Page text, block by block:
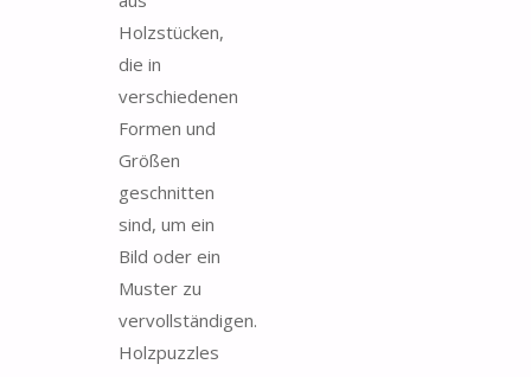
Holzstücken,
die in
verschiedenen
Formen und
Größen
geschnitten
sind, um ein
Bild oder ein
Muster zu
vervollständigen.
Holzpuzzles